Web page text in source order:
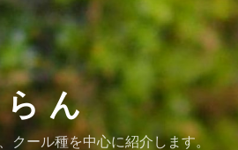
ん
クール種を中心に紹介します。